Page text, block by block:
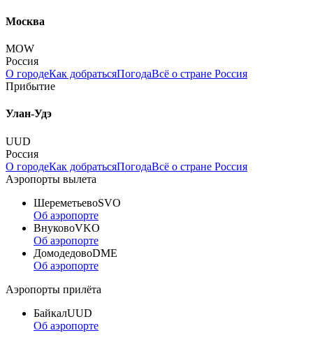
Москва
MOW
Россия
О городеКак добратьсяПогодаВсё о стране Россия
Прибытие
Улан-Удэ
UUD
Россия
О городеКак добратьсяПогодаВсё о стране Россия
Аэропорты вылета
ШереметьевоSVO
Об аэропорте
ВнуковоVKO
Об аэропорте
ДомодедовоDME
Об аэропорте
Аэропорты прилёта
БайкалUUD
Об аэропорте